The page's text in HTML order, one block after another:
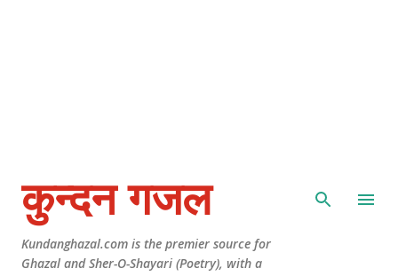
कुन्दन गजल
Kundanghazal.com is the premier source for
Ghazal and Sher-O-Shayari (Poetry), with a